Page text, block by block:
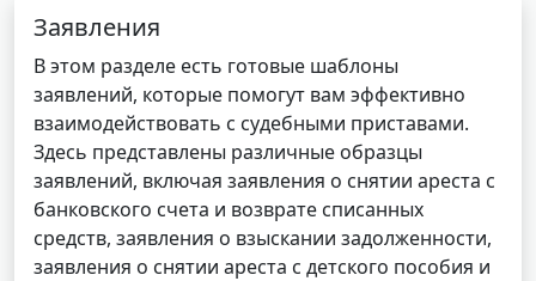
Заявления
В этом разделе есть готовые шаблоны
заявлений, которые помогут вам эффективно
взаимодействовать с судебными приставами.
Здесь представлены различные образцы
заявлений, включая заявления о снятии ареста с
банковского счета и возврате списанных
средств, заявления о взыскании задолженности,
заявления о снятии ареста с детского пособия и